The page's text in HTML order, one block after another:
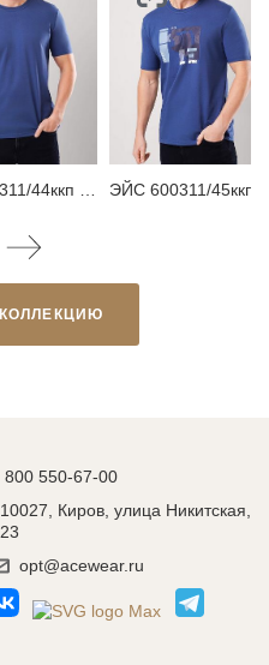
800 550-67-00
Киров, улица Никитская,
opt@acewear.ru